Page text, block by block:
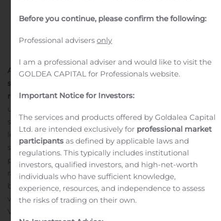
Akciju sabiedrības „GRINDEKS” ārkārtas akcionāru
sapulces lēmuma projekts
regulētā tirgusIzslēgt akciju sabiedrības „GRINDEKS”
uzrādītāja akcijas no AS “Nasdaq Riga” Baltijas Oficiālā
saraksta.Ņemot vērā, ka balsojot “par” piedāvāto
lēmumu projektu akcionāriem var rasties tiesiskas
sekas, t.i., pienākums izteikt obligāto akciju atpirkšanas
piedāvājumu, šoreiz dalība akcionāru sapulcē
rakstveidā, pirms akcionāru sapulces aizpildot
balsojuma veidlapu, nebūs pieejama.AS „GRINDEKS”
valdes vārdā –
Valdes priekšsēdētājs J.Hmeļņickis
Before you continue, please confirm the following:
Professional advisersonly
I am a professional adviser and would like to visit the
GOLDEA CAPITAL for Professionals website.
Important Notice for Investors:
The services and products offered by Goldalea Capital
Ltd. are intended exclusively for professional market
participants as defined by applicable laws and
regulations. This typically includes institutional
investors, qualified investors, and high-net-worth
individuals who have sufficient knowledge,
experience, resources, and independence to assess
the risks of trading on their own.